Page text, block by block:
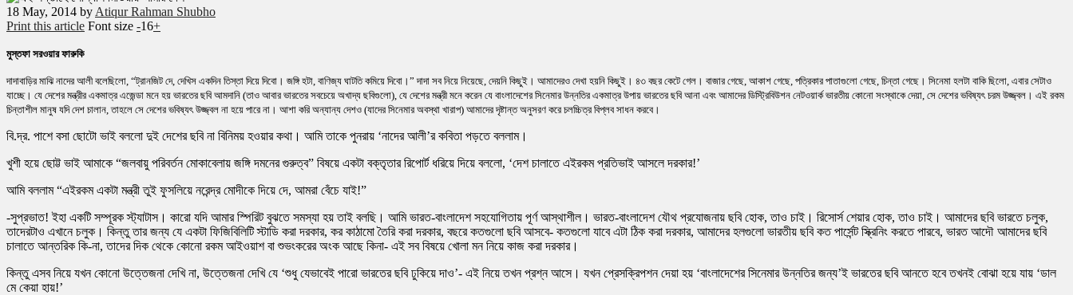
18 May, 2014 by Atiqur Rahman Shubho
Print this article Font size -16+
মুস্তফা সরওয়ার ফারুকি
দাদাবাড়ির মাঝি নাদের আলী বলেছিলো, “ট্রানজিট দে, দেখিস একদিন তিস্তা দিয়ে দিবো। জঙ্গি হটা, বাণিজ্য ঘাটতি কমিয়ে দিবো।” দাদা সব নিয়ে নিয়েছে, দেয়নি কিছুই। আমাদেরও দেখা হয়নি কিছুই। ৪৩ বছর কেটে গেল। বাজার গেছে, আকাশ গেছে, পত্রিকার পাতাগুলো গেছে, চিন্তা গেছে। সিনেমা হলটা বাকি ছিলো, এবার সেটাও
যাচ্ছে। যে দেশের মন্ত্রীর একমাত্র এজেন্ডা মনে হয় ভারতের ছবি আমদানি (তাও আবার ভারতের সবচেয়ে অখাদ্য ছবিগুলো), যে দেশের মন্ত্রী মনে করেন যে বাংলাদেশের সিনেমার উন্নতির একমাত্র উপায় ভারতের ছবি আনা এবং আমাদের ডিস্ট্রিবিউশন নেটওয়ার্ক ভারতীয় কোনো সংস্থাকে দেয়া, সে দেশের ভবিষ্যৎ চরম উজ্জ্বল। এই রকম
চিন্তাশীল মানুষ যদি দেশ চালান, তাহলে সে দেশের ভবিষ্যৎ উজ্জ্বল না হয়ে পারে না। আশা করি অন্যান্য দেশও (যাদের সিনেমার অবস্থা খারাপ) আমাদের দৃষ্টান্ত অনুসরণ করে চলচ্চিত্র বিপ্লব সাধন করবে।
বি.দ্র. পাশে বসা ছোটো ভাই বললো দুই দেশের ছবি না বিনিময় হওয়ার কথা। আমি তাকে পুনরায় ‘নাদের আলী’র কবিতা পড়তে বললাম।
খুশী হয়ে ছোট্ট ভাই আমাকে “জলবায়ু পরিবর্তন মোকাবেলায় জঙ্গি দমনের গুরুত্ব” বিষয়ে একটা বক্তৃতার রিপোর্ট ধরিয়ে দিয়ে বললো, ‘দেশ চালাতে এইরকম প্রতিভাই আসলে দরকার!’
আমি বললাম “এইরকম একটা মন্ত্রী তুই ফুসলিয়ে নরেন্দ্র মোদীকে দিয়ে দে, আমরা বেঁচে যাই!”
-সুপ্রভাত! ইহা একটি সম্পূরক স্ট্যাটাস। কারো যদি আমার স্পিরিট বুঝতে সমস্যা হয় তাই বলছি। আমি ভারত-বাংলাদেশ সহযোগিতায় পূর্ণ আস্থাশীল। ভারত-বাংলাদেশ যৌথ প্রযোজনায় ছবি হোক, তাও চাই। রিসোর্স শেয়ার হোক, তাও চাই। আমাদের ছবি ভারতে চলুক,
তাদেরটাও এখানে চলুক। কিন্তু তার জন্য যে একটা ফিজিবিলিটি স্টাডি করা দরকার, কর কাঠামো তৈরি করা দরকার, বছরে কতগুলো ছবি আসবে- কতগুলো যাবে এটা ঠিক করা দরকার, আমাদের হলগুলো ভারতীয় ছবি কত পার্সেন্ট স্ক্রিনিং করতে পারবে, ভারত আদৌ আমাদের ছবি
চালাতে আন্তরিক কি-না, তাদের দিক থেকে কোনো রকম আইওয়াশ বা শুভংকরের অংক আছে কিনা- এই সব বিষয়ে খোলা মন নিয়ে কাজ করা দরকার।
কিন্তু এসব নিয়ে যখন কোনো উত্তেজনা দেখি না, উত্তেজনা দেখি যে ‘শুধু যেভাবেই পারো ভারতের ছবি ঢুকিয়ে দাও’- এই নিয়ে তখন প্রশ্ন আসে। যখন প্রেসক্রিপশন দেয়া হয় ‘বাংলাদেশের সিনেমার উন্নতির জন্য’ই ভারতের ছবি আনতে হবে তখনই বোঝা হয়ে যায় ‘ডাল
মে কেয়া হায়!’